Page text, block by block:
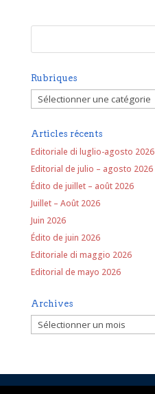
Rubriques
Rubriques
Articles récents
Editoriale di luglio-agosto 2026
Editorial de julio – agosto 2026
Édito de juillet – août 2026
Juillet – Août 2026
Juin 2026
Édito de juin 2026
Editoriale di maggio 2026
Editorial de mayo 2026
Archives
Archives